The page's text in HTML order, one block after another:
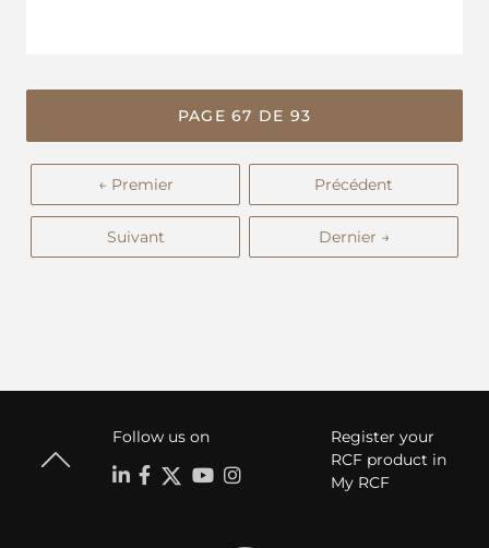
PAGE 67 DE 93
← Premier Précédent
Suivant Dernier →
Follow us on
Register your
RCF product in
My RCF